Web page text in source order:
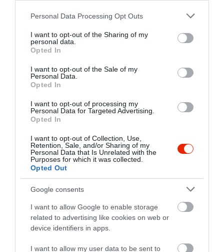
Please note that this website/app uses one or more Google
not limited to your visit or usage behaviour. You may click to
grant or deny consent to Google and its third-party tags to
use your data for below specified purposes in below Google
consent section.
Personal Data Processing Opt Outs
I want to opt-out of the Sharing of my
personal data.
Opted In
I want to opt-out of the Sale of my
Personal Data.
Opted In
I want to opt-out of processing my
Personal Data for Targeted Advertising.
Opted In
I want to opt-out of Collection, Use,
Retention, Sale, and/or Sharing of my
Personal Data that Is Unrelated with the
Purposes for which it was collected.
Opted Out
Google consents
I want to allow Google to enable storage
related to advertising like cookies on web or
device identifiers in apps.
I want to allow my user data to be sent to
mindez, pálinkával, borral,
sörrel üdvözlő pezsgővel,
kolaval 6 kancso házi
Ft-bol. Ezt szerintem otthon is
nehéz kíhozni es akkor olyan
mosogatorongy, mert az ünnep
előtt 2 napig vásárolsz, két
ünnepen egész nap ugrálsz
mint a nikkelbolha, utána egy
napig mosogatni kell, meg
hogy ha ünnepet akartok
Bazsalikomba.